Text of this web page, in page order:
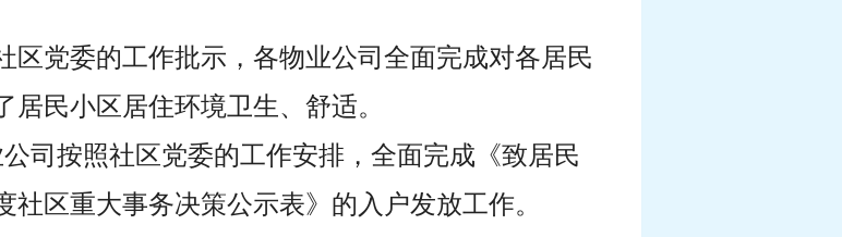
区党委的工作批示，各物业公司全面完成对各居民
民小区居住环境卫生、舒适。
司按照社区党委的工作安排，全面完成《致居民
社区重大事务决策公示表》的入户发放工作。